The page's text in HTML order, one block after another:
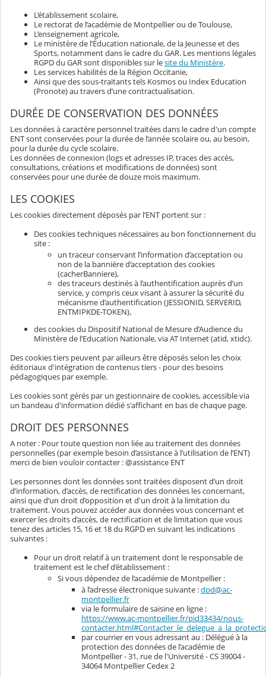
L’établissement scolaire,
Le rectorat de l’académie de Montpellier ou de Toulouse,
L’enseignement agricole,
Le ministère de l’Éducation nationale, de la Jeunesse et des
Sports, notamment dans le cadre du GAR. Les mentions légales
RGPD du GAR sont disponibles sur lesite du Ministère.
Les services habilités de la Région Occitanie,
Ainsi que des sous-traitants tels Kosmos ou Index Education
(Pronote) au travers d’une contractualisation.
DURÉE DE CONSERVATION DES DONNÉES
Les données à caractère personnel traitées dans le cadre d'un compte
ENT sont conservées pour la durée de l’année scolaire ou, au besoin,
pour la durée du cycle scolaire.
Les données de connexion (logs et adresses IP, traces des accès,
consultations, créations et modifications de données) sont
conservées pour une durée de douze mois maximum.
LES COOKIES
Les cookies directement déposés par l’ENT portent sur :
Des cookies techniques nécessaires au bon fonctionnement du
site :
un traceur conservant l’information d’acceptation ou
non de la bannière d’acceptation des cookies
(cacherBanniere),
des traceurs destinés à l’authentification auprès d’un
service, y compris ceux visant à assurer la sécurité du
mécanisme d’authentification (JESSIONID, SERVERID,
ENTMIPKDE-TOKEN),
des cookies du Dispositif National de Mesure d’Audience du
Ministère de l’Education Nationale, via AT Internet (atid, xtidc).
Des cookies tiers peuvent par ailleurs être déposés selon les choix
éditoriaux d'intégration de contenus tiers - pour des besoins
pédagogiques par exemple.
Les cookies sont gérés par un gestionnaire de cookies, accessible via
un bandeau d'information dédié s'affichant en bas de chaque page.
DROIT DES PERSONNES
A noter : Pour toute question non liée au traitement des données
personnelles (par exemple besoin d’assistance à l’utilisation de l’ENT)
merci de bien vouloir contacter : @assistance ENT
Les personnes dont les données sont traitées disposent d’un droit
d’information, d’accès, de rectification des données les concernant,
ainsi que d’un droit d’opposition et d'un droit à la limitation du
traitement. Vous pouvez accéder aux données vous concernant et
exercer les droits d’accès, de rectification et de limitation que vous
tenez des articles 15, 16 et 18 du RGPD en suivant les indications
suivantes :
Pour un droit relatif à un traitement dont le responsable de
traitement est le chef d’établissement :
Si vous dépendez de l’académie de Montpellier :
à l’adresse électronique suivante :dpd@ac-
montpellier.fr
via le formulaire de saisine en ligne :
https://www.ac-montpellier.fr/pid33434/nous-
par courrier en vous adressant au : Délégué à la
protection des données de l’académie de
Montpellier - 31, rue de l'Université - CS 39004 -
34064 Montpellier Cedex 2